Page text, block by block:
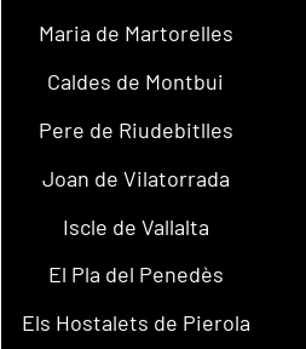
Maria de Martorelles
Caldes de Montbui
Pere de Riudebitlles
Joan de Vilatorrada
Iscle de Vallalta
El Pla del Penedès
Els Hostalets de Pierola